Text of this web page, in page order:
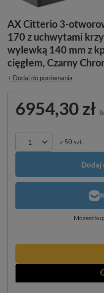
AX Citterio 3-
170 z uchwytami
wylewką 140 mm z
cięgłem, Czarny
+ Dodaj do porównania
6954,30 zł
z 50 szt.
Dodaj
Możesz